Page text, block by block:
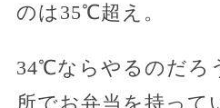
のは35℃超え。
34℃ならやるのだろ
所でお弁当を持って